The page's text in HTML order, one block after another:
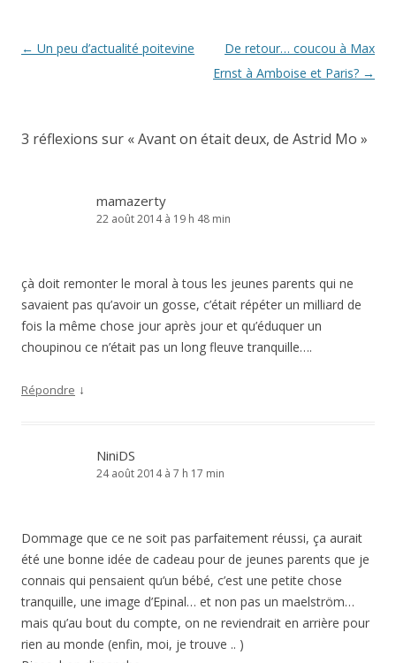
Navigation
← Un peu d’actualité poitevine
De retour… coucou à Max
Ernst à Amboise et Paris? →
3 réflexions sur «Avant on était deux, de Astrid Mo »
mamazerty
22 août 2014 à 19 h 48 min
çà doit remonter le moral à tous les jeunes parents qui ne
savaient pas qu’avoir un gosse, c’était répéter un milliard de
fois la même chose jour après jour et qu’éduquer un
choupinou ce n’était pas un long fleuve tranquille….
Répondre ↓
NiniDS
24 août 2014 à 7 h 17 min
Dommage que ce ne soit pas parfaitement réussi, ça aurait
été une bonne idée de cadeau pour de jeunes parents que je
connais qui pensaient qu’un bébé, c’est une petite chose
tranquille, une image d’Epinal… et non pas un maelström…
mais qu’au bout du compte, on ne reviendrait en arrière pour
rien au monde (enfin, moi, je trouve .. )